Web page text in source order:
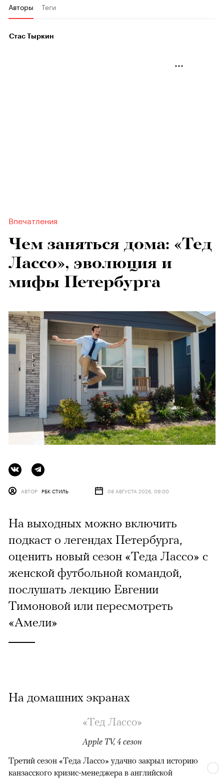
Авторы Теги
Стас Тыркин
Впечатления
Чем заняться дома: «Тед
Лассо», эволюция и
мифы Петербурга
АВТОР РБК СТИЛЬ 08 АВГУСТА 2026, 09:00
На выходных можно включить
подкаст о легендах Петербурга,
оценить новый сезон «Теда Лассо» с
женской футбольной командой,
послушать лекцию Евгении
Тимоновой или пересмотреть
«Амели»
На домашних экранах
«Тед Лассо»
Apple TV, 4 сезон
Третий сезон «Теда Лассо» удачно закрыл историю
канзасского кризис-менеджера в английской